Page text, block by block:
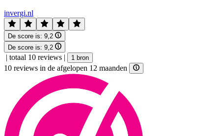
invergi.nl
De score is: 9,2
De score is: 9,2
| totaal 10 reviews | 1 bron
10 reviews in de afgelopen 12 maanden